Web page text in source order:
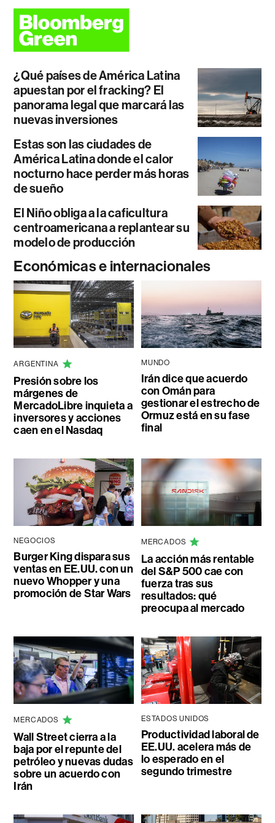
¿Qué países de América Latina
apuestan por el fracking? El
panorama legal que marcará las
nuevas inversiones
Estas son las ciudades de
América Latina donde el calor
nocturno hace perder más horas
de sueño
El Niño obliga a la caficultura
centroamericana a replantear su
modelo de producción
Económicas e internacionales
ARGENTINA
Presión sobre los
márgenes de
MercadoLibre inquieta a
inversores y acciones
caen en el Nasdaq
MUNDO
Irán dice que acuerdo
con Omán para
gestionar el estrecho de
Ormuz está en su fase
final
NEGOCIOS
Burger King dispara sus
ventas en EE.UU. con un
nuevo Whopper y una
promoción de Star Wars
MERCADOS
La acción más rentable
del S&P 500 cae con
fuerza tras sus
resultados: qué
preocupa al mercado
MERCADOS
Wall Street cierra a la
baja por el repunte del
petróleo y nuevas dudas
sobre un acuerdo con
Irán
ESTADOS UNIDOS
Productividad laboral de
EE.UU. acelera más de
lo esperado en el
segundo trimestre